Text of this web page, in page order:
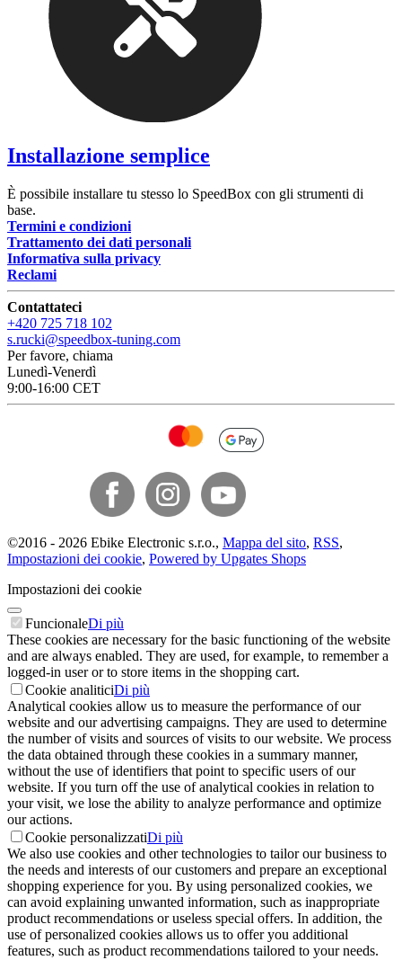
Installazione semplice
È possibile installare tu stesso lo SpeedBox con gli strumenti di
base.
Termini e condizioni
Trattamento dei dati personali
Informativa sulla privacy
Reclami
Contattateci
+420 725 718 102
s.rucki@speedbox-tuning.com
Per favore, chiama
Lunedì-Venerdì
9:00-16:00 CET
©2016 - 2026 Ebike Electronic s.r.o., Mappa del sito, RSS,
Impostazioni dei cookie, Powered by Upgates Shops
Impostazioni dei cookie
FuncionaleDi più
These cookies are necessary for the basic functioning of the website
and are always enabled. They are used, for example, to remember a
logged-in user or to store items in the shopping cart.
Cookie analiticiDi più
Analytical cookies allow us to measure the performance of our
website and our advertising campaigns. They are used to determine
the number of visits and sources of visits to our website. We process
the data obtained through these cookies in a summary manner,
without the use of identifiers that point to specific users of our
website. If you turn off the use of analytical cookies in relation to
your visit, we lose the ability to analyze performance and optimize
our actions.
Cookie personalizzatiDi più
We also use cookies and other technologies to tailor our business to
the needs and interests of our customers and prepare an exceptional
shopping experience for you. By using personalized cookies, we
can avoid explaining unwanted information, such as inappropriate
product recommendations or useless special offers. In addition, the
use of personalized cookies allows us to offer you additional
features, such as product recommendations tailored to your needs.